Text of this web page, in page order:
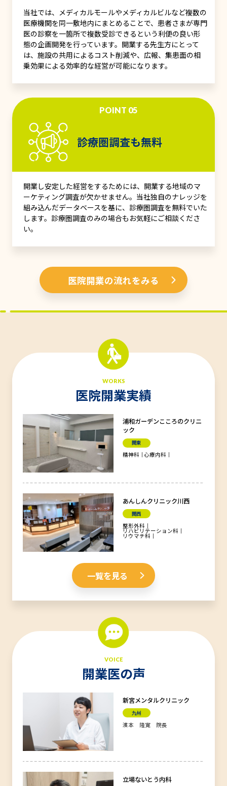
当社では、メディカルモールやメディカルビルなど複数の
医療機関を同一敷地内にまとめることで、患者さまが専門
医の診察を一箇所で複数受診できるという利便の良い形
態の企画開発を行っています。開業する先生方にとって
は、施設の共用によるコスト削減や、広報、集患面の相
乗効果による効率的な経営が可能になります。
POINT 05
診療圏調査も無料
開業し安定した経営をするためには、開業する地域のマ
ーケティング調査が欠かせません。当社独自のナレッジを
組み込んだデータベースを基に、診療圏調査を無料でいた
します。診療圏調査のみの場合もお気軽にご相談くださ
い。
医院開業の流れをみる
WORKS
医院開業実績
浦和ガーデンこころのクリニ
ック
関東
精神科 心療内科
あんしんクリニック川西
関西
整形外科
リハビリテーション科
リウマチ科
一覧を見る
VOICE
開業医の声
新宮メンタルクリニック
九州
濱本 隆寛 院長
立場ないとう内科